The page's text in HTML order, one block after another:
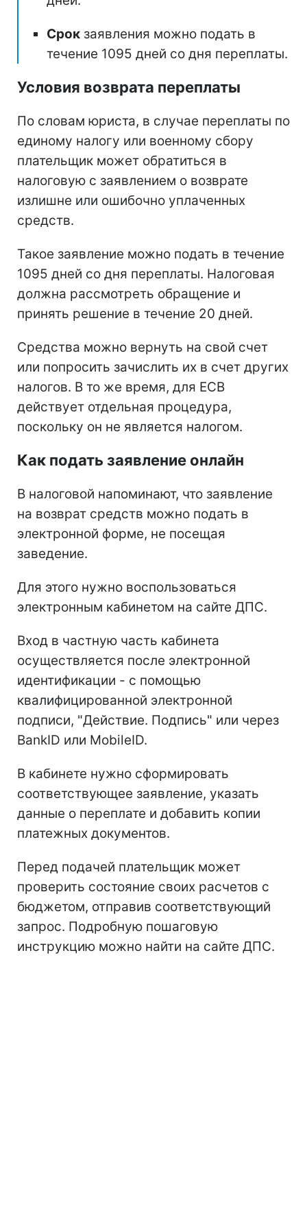
Срок заявления можно подать в
течение 1095 дней со дня переплаты.
Условия возврата переплаты
По словам юриста, в случае переплаты по
единому налогу или военному сбору
плательщик может обратиться в
налоговую с заявлением о возврате
излишне или ошибочно уплаченных
средств.
Такое заявление можно подать в течение
1095 дней со дня переплаты. Налоговая
должна рассмотреть обращение и
принять решение в течение 20 дней.
Средства можно вернуть на свой счет
или попросить зачислить их в счет других
налогов. В то же время, для ЕСВ
действует отдельная процедура,
поскольку он не является налогом.
Как подать заявление онлайн
В налоговой напоминают, что заявление
на возврат средств можно подать в
электронной форме, не посещая
заведение.
Для этого нужно воспользоваться
электронным кабинетом на сайте ДПС.
Вход в частную часть кабинета
осуществляется после электронной
идентификации - с помощью
квалифицированной электронной
подписи, "Действие. Подпись" или через
BankID или MobileID.
В кабинете нужно сформировать
соответствующее заявление, указать
данные о переплате и добавить копии
платежных документов.
Перед подачей плательщик может
проверить состояние своих расчетов с
бюджетом, отправив соответствующий
запрос. Подробную пошаговую
инструкцию можно найти на сайте ДПС.